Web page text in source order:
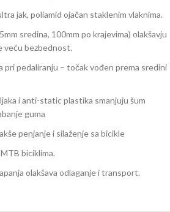
jak, poliamid ojačan staklenim vlaknima.
sredina, 100mm po krajevima) olakšavju
veću bezbednost.
pri pedaliranju – točak vođen prema sredini
i anti-static plastika smanjuju šum
guma
penjanje i silaženje sa bicikle
biciklima.
olakšava odlaganje i transport.